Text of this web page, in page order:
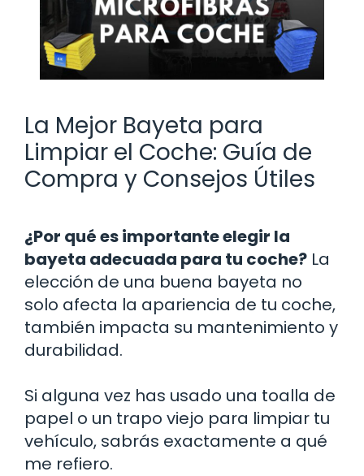
La Mejor Bayeta para
Limpiar el Coche: Guía de
Compra y Consejos Útiles
¿Por qué es importante elegir la
bayeta adecuada para tu coche? La
elección de una buena bayeta no
solo afecta la apariencia de tu coche,
también impacta su mantenimiento y
durabilidad.
Si alguna vez has usado una toalla de
papel o un trapo viejo para limpiar tu
vehículo, sabrás exactamente a qué
me refiero.